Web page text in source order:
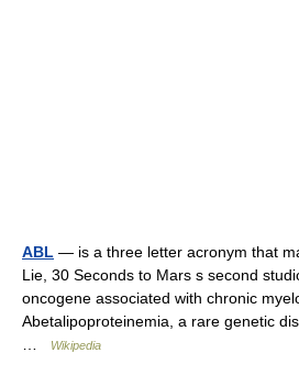
ABL — is a three letter acronym that
Lie, 30 Seconds to Mars s second
oncogene associated with chronic
Abetalipoproteinemia, a rare genetic
Wikipedia